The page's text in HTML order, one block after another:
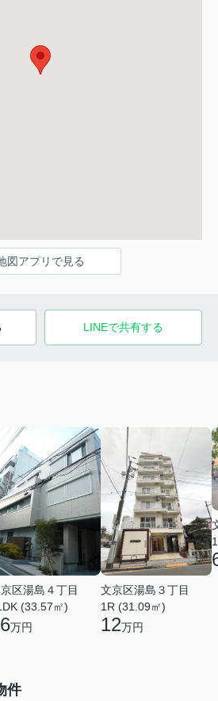
図アプリで見る
LINEで共有する
区湯島４丁目
(33.57㎡)
万円
文京区湯島３丁目
1R (31.09㎡)
12万円
件